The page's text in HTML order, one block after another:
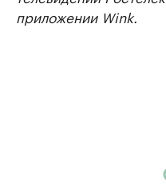
приложении Wink.